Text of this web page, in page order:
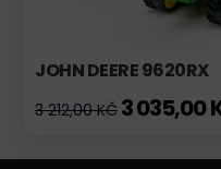
JOHN DEERE 9620RX
3 212,00 KČ 3 035,00